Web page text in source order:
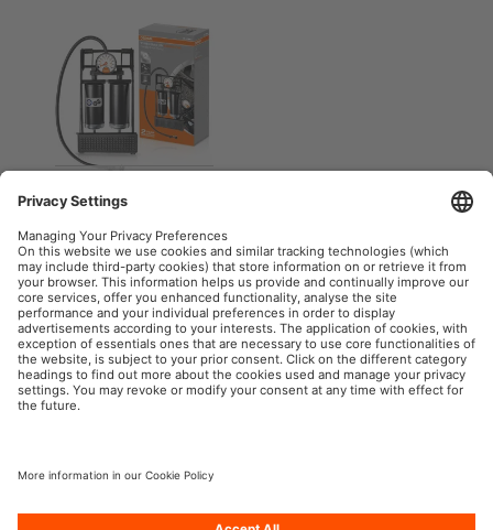
TYREinflate 20
ESSENTIAL
Tyre inflators
Автомобільне освітлення OSRAM у соціальних мережах